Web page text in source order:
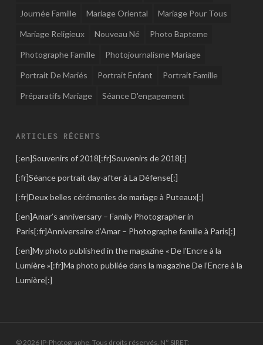
Journée Famille Mariage Oriental Mariage Pour Tous
Mariage Religieux Nouveau Né Photo Bapteme
Photographe Famille Photojournalisme Mariage
Portrait De Mariés Portrait Enfant Portrait Famille
Préparatifs Mariage Séance D'engagement
ARTICLES RÉCENTS
[:en]Souvenirs of 2018[:fr]Souvenirs de 2018[:]
[:fr]Séance portrait day-after à La Défense[:]
[:fr]Deux belles cérémonies de mariage à Puteaux[:]
[:en]Amar’s anniversary – Family Photographer in
Paris[:fr]Anniversaire d’Amar – Photographe famille à Paris[:]
[:en]My photo published in the magazine « De l’Encre à la
Lumière »[:fr]Ma photo publiée dans la magazine De l’Encre à la
Lumière[:]
© 2026 IP-Photographe. Tous droits réservés. N° SIRET: